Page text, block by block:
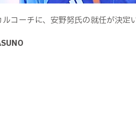
コーチに、安野努氏の就任が決定